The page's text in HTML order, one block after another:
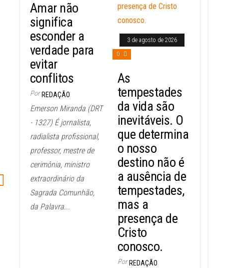
Amar não
significa
esconder a
verdade para
evitar
conflitos
Por REDAÇÃO
Emerson Miranda (DRT
- 1327) É jornalista,
radialista profissional,
professor, mestre de
cerimônia, ministro
extraordinário da
Sagrada Comunhão,
da Palavra...
3 de agosto de 2026
0
As
tempestades
da vida são
inevitáveis. O
que determina
o nosso
destino não é
a ausência de
tempestades,
mas a
presença de
Cristo
conosco.
Por REDAÇÃO